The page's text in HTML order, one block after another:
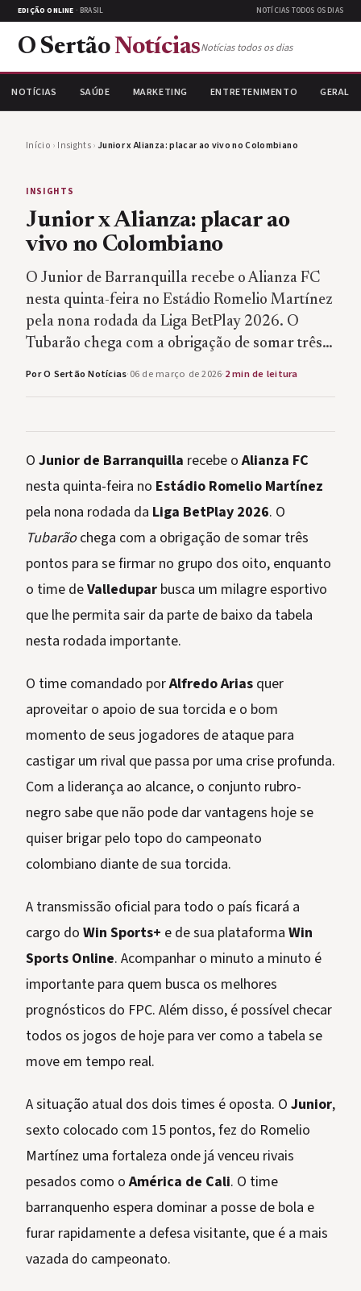
EDIÇÃO ONLINE · BRASIL NOTÍCIAS TODOS OS DIAS
O Sertão NotíciasNotícias todos os dias
NOTÍCIAS SAÚDE MARKETING ENTRETENIMENTO GERAL
Início › Insights›Junior x Alianza: placar ao vivo no Colombiano
INSIGHTS
Junior x Alianza: placar ao
vivo no Colombiano
O Junior de Barranquilla recebe o Alianza FC
nesta quinta-feira no Estádio Romelio Martínez
pela nona rodada da Liga BetPlay 2026. O
Tubarão chega com a obrigação de somar três…
Por O Sertão Notícias·06 de março de 2026·2 min de leitura
O Junior de Barranquilla recebe oAlianza FC
nesta quinta-feira no Estádio Romelio Martínez
pela nona rodada da Liga BetPlay 2026. O
Tubarãochega com a obrigação de somar três
pontos para se firmar no grupo dos oito, enquanto
o time deValledupar busca um milagre esportivo
que lhe permita sair da parte de baixo da tabela
nesta rodada importante.
O time comandado porAlfredo Arias quer
aproveitar o apoio de sua torcida e o bom
momento de seus jogadores de ataque para
castigar um rival que passa por uma crise profunda.
Com a liderança ao alcance, o conjunto rubro-
negro sabe que não pode dar vantagens hoje se
quiser brigar pelo topo do campeonato
colombiano diante de sua torcida.
A transmissão oficial para todo o país ficará a
cargo do Win Sports+ e de sua plataforma Win
Sports Online. Acompanhar o minuto a minuto é
importante para quem busca os melhores
prognósticos do FPC. Além disso, é possível checar
todos os jogos de hoje para ver como a tabela se
move em tempo real.
A situação atual dos dois times é oposta. O Junior,
sexto colocado com 15 pontos, fez do Romelio
Martínez uma fortaleza onde já venceu rivais
pesados como oAmérica de Cali. O time
barranquenho espera dominar a posse de bola e
furar rapidamente a defesa visitante, que é a mais
vazada do campeonato.